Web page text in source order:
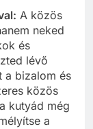
A közös
neked
és
lévő
a bizalom és
közös
kutyád még
a